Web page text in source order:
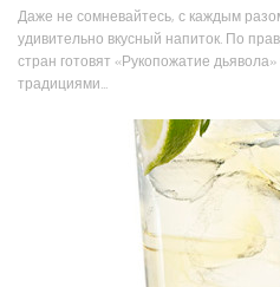
Даже не сомневайтесь, с каждым
удивительно вкусный напиток. По
стран готовят «Рукопожатие
традициями...